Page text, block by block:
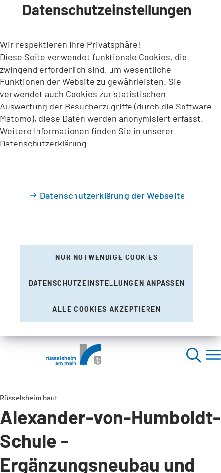
INHALT ANSPRINGEN
Datenschutzeinstellungen
Wir respektieren Ihre Privatsphäre!
Diese Seite verwendet funktionale Cookies, die
zwingend erforderlich sind, um wesentliche
Funktionen der Website zu gewährleisten. Sie
verwendet auch Cookies zur statistischen
Auswertung der Besucherzugriffe (durch die Software
Matomo), diese Daten werden anonymisiert erfasst.
Weitere Informationen finden Sie in unserer
Datenschutzerklärung.
Datenschutzerklärung der Webseite
NUR NOTWENDIGE COOKIES
DATENSCHUTZEINSTELLUNGEN ANPASSEN
ALLE COOKIES AKZEPTIEREN
Rüsselsheim baut
Alexander-von-Humboldt-
Schule -
Ergänzungsneubau und